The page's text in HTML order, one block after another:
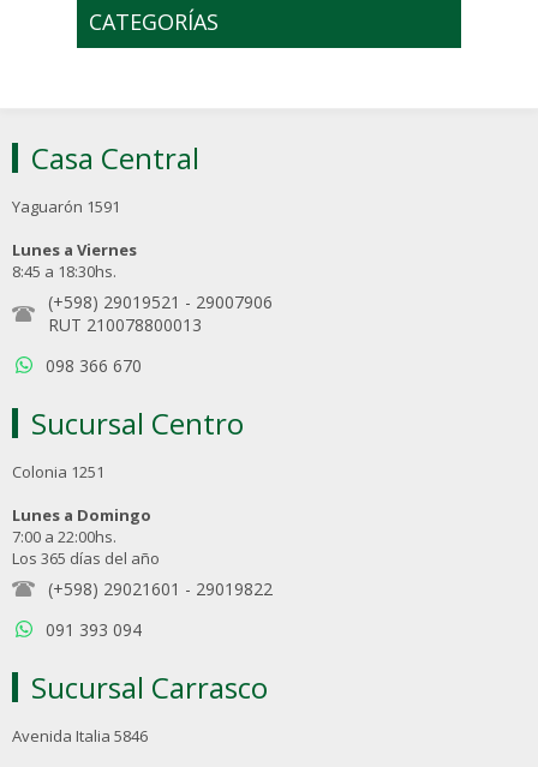
CATEGORÍAS
Casa Central
Yaguarón 1591
Lunes a Viernes
8:45 a 18:30hs.
(+598) 29019521 - 29007906
RUT 210078800013
098 366 670
Sucursal Centro
Colonia 1251
Lunes a Domingo
7:00 a 22:00hs.
Los 365 días del año
(+598) 29021601 - 29019822
091 393 094
Sucursal Carrasco
Avenida Italia 5846